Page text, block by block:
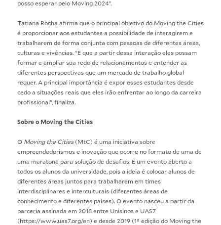
posso esperar pelo Moving 2024”.
Tatiana Rocha afirma que o principal objetivo do Moving the Cities
é proporcionar aos estudantes a possibilidade de interagirem e
trabalharem de forma conjunta com pessoas de diferentes áreas,
culturas e vivências. “E que a partir dessa interação eles possam
formar e ampliar sua rede de relacionamentos e entender as
diferentes perspectivas que um mercado de trabalho global
requer. A principal importância é expor esses estudantes desde
cedo a situações reais que eles irão enfrentar ao longo da carreira
profissional”, finaliza.
Sobre o Moving the Cities
O Moving the Cities(MtC) é uma iniciativa sobre
empreendedorismos e inovação que ocorre no formato de uma de
uma maratona para solução de desafios. É um evento aberto a
todos os alunos da universidade, pois a ideia é colocar alunos de
diferentes áreas juntos para trabalharem em times
interdisciplinares e interculturais (diferentes áreas de
conhecimento e diferentes países). O evento nasceu a partir da
parceria assinada em 2018 entre Unisinos e UAS7
(https://www.uas7.org/en) e desde 2019 (1ª edição do Moving the